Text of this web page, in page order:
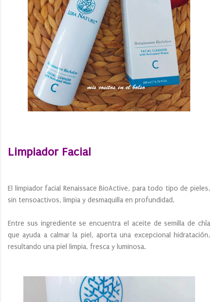
Limpiador Facial
El limpiador facial Renaissace BioActive, para todo tipo de pieles,
sin tensoactivos, limpia y desmaquilla en profundidad.
Entre sus ingrediente se encuentra el aceite de semilla de chía
que ayuda a calmar la piel, aporta una excepcional hidratación,
resultando una piel limpia, fresca y luminosa.